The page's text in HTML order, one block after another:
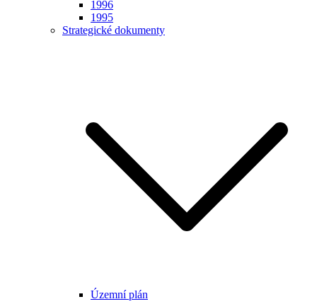
1996
1995
Strategické dokumenty
Územní plán